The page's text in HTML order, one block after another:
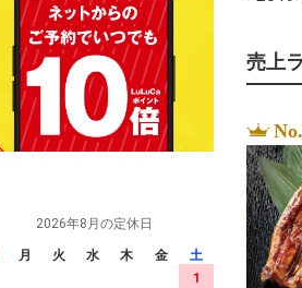
2026年8月の定休日
月 火 水 木 金
土
1
売上